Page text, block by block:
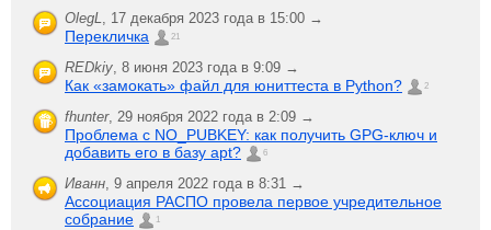
OlegL, 17 декабря 2023 года в 15:00 →
Перекличка 21
REDkiy, 8 июня 2023 года в 9:09 →
Как «замокать» файл для юниттеста в Python? 2
fhunter, 29 ноября 2022 года в 2:09 →
Проблема с NO_PUBKEY: как получить GPG-ключ и
добавить его в базу apt?
6
Иванн, 9 апреля 2022 года в 8:31 →
Ассоциация РАСПО провела первое учредительное
собрание
1